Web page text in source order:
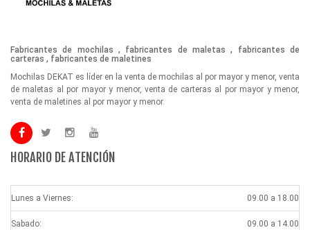
Fabricantes de mochilas , fabricantes de maletas , fabricantes de
carteras , fabricantes de maletines
Mochilas DEKAT es líder en la venta de mochilas al por mayor y menor, venta
de maletas al por mayor y menor, venta de carteras al por mayor y menor,
venta de maletines al por mayor y menor.
HORARIO DE ATENCIÓN
Lunes a Viernes: 09.00 a 18.00
Sabado: 09.00 a 14.00